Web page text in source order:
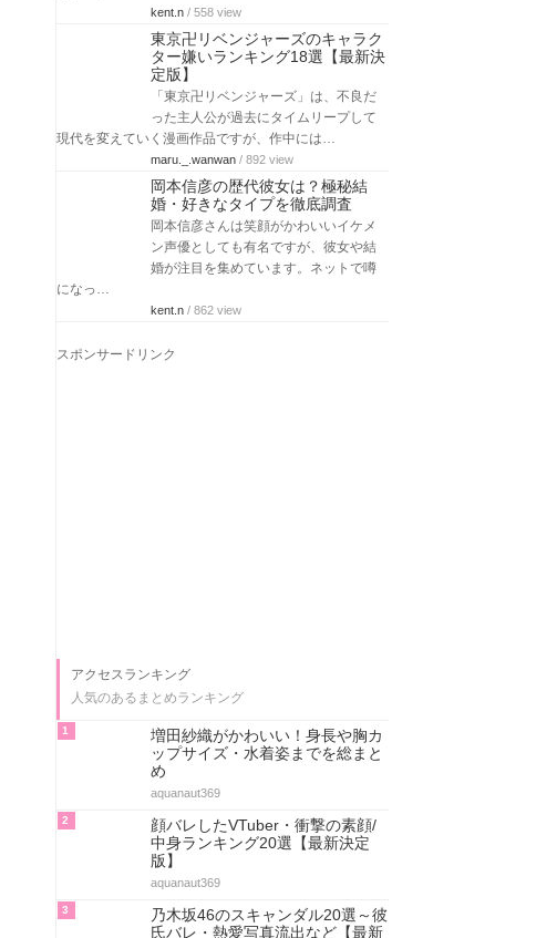
kent.n / 558 view
東京卍リベンジャーズのキャラク
ター嫌いランキング18選【最新決
定版】
「東京卍リベンジャーズ」は、不良だ
った主人公が過去にタイムリープして
現代を変えていく漫画作品ですが、作中には…
maru._.wanwan / 892 view
岡本信彦の歴代彼女は？極秘結
婚・好きなタイプを徹底調査
岡本信彦さんは笑顔がかわいいイケメ
ン声優としても有名ですが、彼女や結
婚が注目を集めています。ネットで噂
になっ…
kent.n / 862 view
スポンサードリンク
アクセスランキング
人気のあるまとめランキング
1
増田紗織がかわいい！身長や胸カ
ップサイズ・水着姿までを総まと
め
aquanaut369
2
顔バレしたVTuber・衝撃の素顔/
中身ランキング20選【最新決定
版】
aquanaut369
3
乃木坂46のスキャンダル20選～彼
氏バレ・熱愛写真流出など【最新